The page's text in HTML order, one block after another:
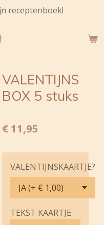
receptenboek!
VALENTIJNS
BOX 5 stuks
€ 11,95
VALENTIJNSKAARTJE?
TEKST KAARTJE